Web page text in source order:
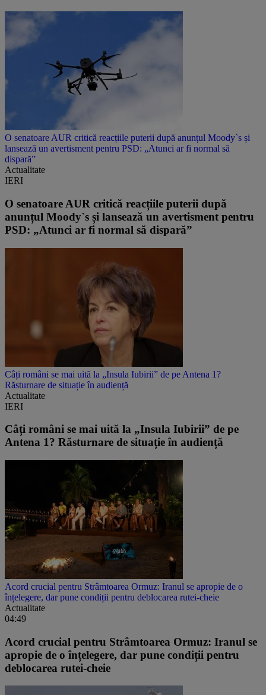
O senatoare AUR critică reacțiile puterii după anunțul Moody`s și
lansează un avertisment pentru PSD: „Atunci ar fi normal să
dispară”
Actualitate
IERI
O senatoare AUR critică reacțiile puterii după
anunțul Moody`s și lansează un avertisment pentru
PSD: „Atunci ar fi normal să dispară”
Câți români se mai uită la „Insula Iubirii” de pe Antena 1?
Răsturnare de situație în audiență
Actualitate
IERI
Câți români se mai uită la „Insula Iubirii” de pe
Antena 1? Răsturnare de situație în audiență
Acord crucial pentru Strâmtoarea Ormuz: Iranul se apropie de o
înțelegere, dar pune condiții pentru deblocarea rutei-cheie
Actualitate
04:49
Acord crucial pentru Strâmtoarea Ormuz: Iranul se
apropie de o înțelegere, dar pune condiții pentru
deblocarea rutei-cheie